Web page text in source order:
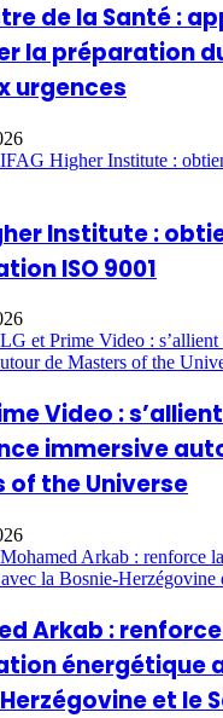
de la Santé :
la préparation
urgences
Institute :
ISO 9001
Video :
immersive
of the Universe
Arkab :
énergétique
et le